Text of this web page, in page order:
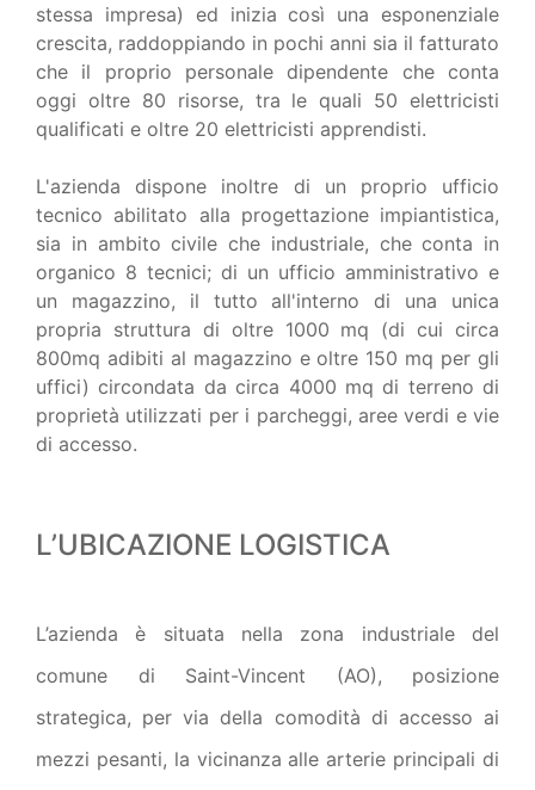
stessa impresa) ed inizia così una esponenziale
crescita, raddoppiando in pochi anni sia il fatturato
che il proprio personale dipendente che conta
oggi oltre 80 risorse, tra le quali 50 elettricisti
qualificati e oltre 20 elettricisti apprendisti.
L'azienda dispone inoltre di un proprio ufficio
tecnico abilitato alla progettazione impiantistica,
sia in ambito civile che industriale, che conta in
organico 8 tecnici; di un ufficio amministrativo e
un magazzino, il tutto all'interno di una unica
propria struttura di oltre 1000 mq (di cui circa
800mq adibiti al magazzino e oltre 150 mq per gli
uffici) circondata da circa 4000 mq di terreno di
proprietà utilizzati per i parcheggi, aree verdi e vie
di accesso.
L’UBICAZIONE LOGISTICA
L’azienda è situata nella zona industriale del
comune di Saint-Vincent (AO), posizione
strategica, per via della comodità di accesso ai
mezzi pesanti, la vicinanza alle arterie principali di